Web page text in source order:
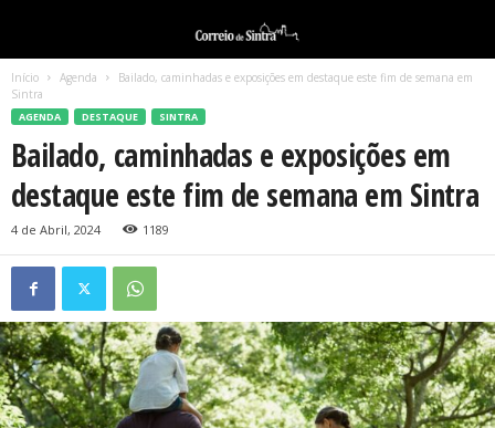
Início Agenda
Bailado, caminhadas e exposições em destaque este fim de semana em
Sintra
AGENDA DESTAQUE SINTRA
Bailado, caminhadas e exposições em
destaque este fim de semana em Sintra
4 de Abril, 2024 1189